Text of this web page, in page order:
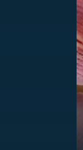
PRVNÍ SVĚTOVÁ